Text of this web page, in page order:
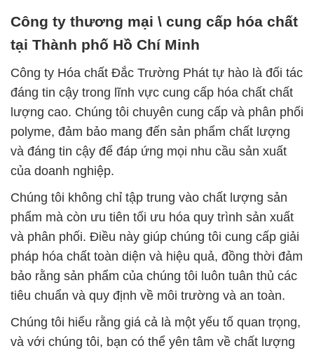
Công ty thương mại \ cung cấp hóa chất
tại Thành phố Hồ Chí Minh
Công ty Hóa chất Đắc Trường Phát tự hào là đối tác
đáng tin cậy trong lĩnh vực cung cấp hóa chất chất
lượng cao. Chúng tôi chuyên cung cấp và phân phối
polyme, đảm bảo mang đến sản phẩm chất lượng
và đáng tin cậy để đáp ứng mọi nhu cầu sản xuất
của doanh nghiệp.
Chúng tôi không chỉ tập trung vào chất lượng sản
phẩm mà còn ưu tiên tối ưu hóa quy trình sản xuất
và phân phối. Điều này giúp chúng tôi cung cấp giải
pháp hóa chất toàn diện và hiệu quả, đồng thời đảm
bảo rằng sản phẩm của chúng tôi luôn tuân thủ các
tiêu chuẩn và quy định về môi trường và an toàn.
Chúng tôi hiểu rằng giá cả là một yếu tố quan trọng,
và với chúng tôi, bạn có thể yên tâm về chất lượng